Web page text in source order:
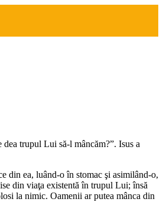
dea trupul Lui să-l mâncăm?”. Isus a
din ea, luând-o în stomac şi asimilând-o,
din viaţa existentă în trupul Lui; însă
la nimic. Oamenii ar putea mânca din